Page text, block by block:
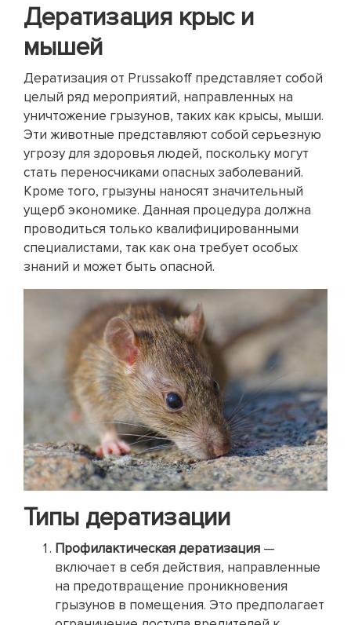
Дератизация крыс и
мышей
Дератизация от Prussakoff представляет собой
целый ряд мероприятий, направленных на
уничтожение грызунов, таких как крысы, мыши.
Эти животные представляют собой серьезную
угрозу для здоровья людей, поскольку могут
стать переносчиками опасных заболеваний.
Кроме того, грызуны наносят значительный
ущерб экономике. Данная процедура должна
проводиться только квалифицированными
специалистами, так как она требует особых
знаний и может быть опасной.
Типы дератизации
Профилактическая дератизация —
включает в себя действия, направленные
на предотвращение проникновения
грызунов в помещения. Это предполагает